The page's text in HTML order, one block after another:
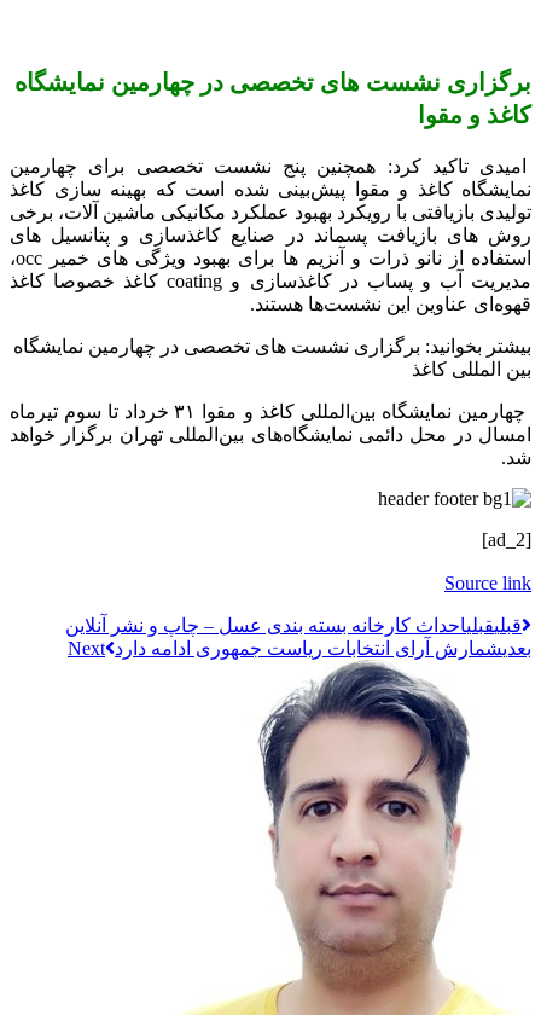
برگزاری نشست های تخصصی در چهارمین نمایشگاه
کاغذ و مقوا
امیدی تاکید کرد: همچنین پنج نشست تخصصی برای چهارمین
نمایشگاه کاغذ و مقوا پیش‌بینی شده است که بهینه‌ سازی کاغذ
تولیدی بازیافتی با رویکرد بهبود عملکرد مکانیکی ماشین آلات، برخی
روش‌ های بازیافت پسماند در صنایع کاغذسازی و پتانسیل‌ های
استفاده از نانو ذرات و آنزیم‌ ها برای بهبود ویژگی‌ های خمیر occ،
مدیریت آب و پساب در کاغذسازی و coating کاغذ خصوصا کاغذ
قهوه‌ای عناوین این نشست‌ها هستند.
بیشتر بخوانید: برگزاری نشست های تخصصی در چهارمین نمایشگاه
بین المللی کاغذ
چهارمین نمایشگاه بین‌المللی کاغذ و مقوا ۳۱ خرداد تا سوم تیرماه
امسال در محل دائمی نمایشگاه‌های بین‌المللی تهران برگزار خواهد
شد.
[ad_2]
Source link
قبليقبلیاحداث کارخانه بسته بندی عسل – چاپ و نشر آنلاین
بعدیشمارش آرای انتخابات ریاست جمهوری ادامه دارد